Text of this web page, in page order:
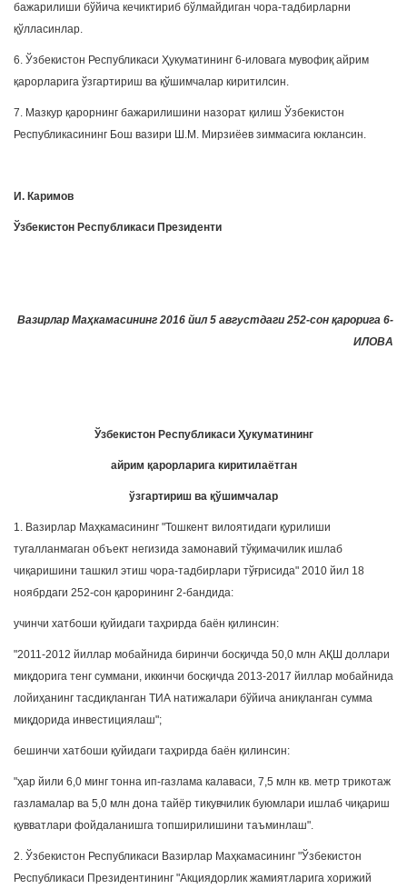
бажарилиши бўйича кечиктириб бўлмайдиган чора-тадбирларни
қўлласинлар.
6. Ўзбекистон Республикаси Ҳукуматининг 6-иловага мувофиқ айрим
қарорларига ўзгартириш ва қўшимчалар киритилсин.
7. Мазкур қарорнинг бажарилишини назорат қилиш Ўзбекистон
Республикасининг Бош вазири Ш.М. Мирзиёев зиммасига юклансин.
И. Каримов
Ўзбекистон Республикаси Президенти
Вазирлар Маҳкамасининг 2016 йил 5 августдаги 252-сон қарорига 6-
ИЛОВА
Ўзбекистон Республикаси Ҳукуматининг
айрим қарорларига киритилаётган
ўзгартириш ва қўшимчалар
1. Вазирлар Маҳкамасининг "Тошкент вилоятидаги қурилиши
тугалланмаган объект негизида замонавий тўқимачилик ишлаб
чиқаришини ташкил этиш чора-тадбирлари тўғрисида" 2010 йил 18
ноябрдаги 252-сон қарорининг 2-бандида:
учинчи хатбоши қуйидаги таҳрирда баён қилинсин:
"2011-2012 йиллар мобайнида биринчи босқичда 50,0 млн АҚШ доллари
миқдорига тенг суммани, иккинчи босқичда 2013-2017 йиллар мобайнида
лойиҳанинг тасдиқланган ТИА натижалари бўйича аниқланган сумма
миқдорида инвестициялаш";
бешинчи хатбоши қуйидаги таҳрирда баён қилинсин:
"ҳар йили 6,0 минг тонна ип-газлама калаваси, 7,5 млн кв. метр трикотаж
газламалар ва 5,0 млн дона тайёр тикувчилик буюмлари ишлаб чиқариш
қувватлари фойдаланишга топширилишини таъминлаш".
2. Ўзбекистон Республикаси Вазирлар Маҳкамасининг "Ўзбекистон
Республикаси Президентининг "Акциядорлик жамиятларига хорижий